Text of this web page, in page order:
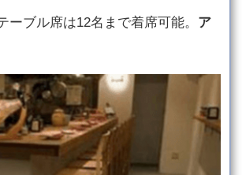
ブル席は12名まで着席可能。 ア